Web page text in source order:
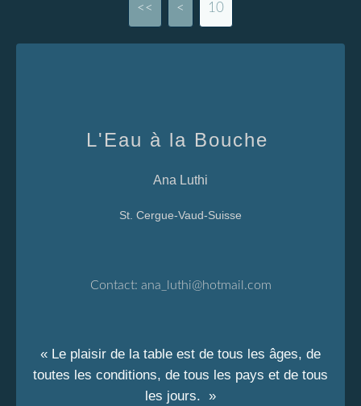
<< < 10
L'Eau à la Bouche
Ana Luthi
St. Cergue-Vaud-Suisse
Contact: ana_luthi@hotmail.com
« Le plaisir de la table est de tous les âges, de
toutes les conditions, de tous les pays et de tous
les jours. »